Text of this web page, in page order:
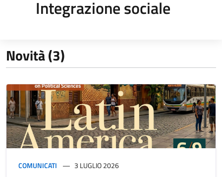
Integrazione sociale
Novità (3)
COMUNICATI 3 LUGLIO 2026